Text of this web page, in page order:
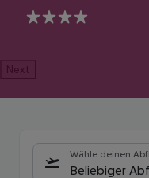
4
Next
Wähle deinen
Beliebiger